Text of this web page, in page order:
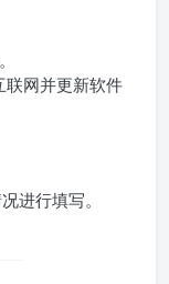
联网并更新软件
进行填写。